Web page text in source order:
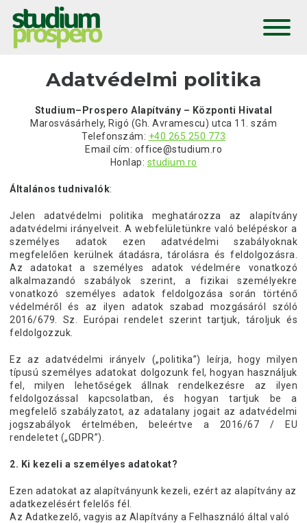
HÍREK
PROJEKTJEINK
PÁLYÁZATOK
KAPCSOLAT
Adatvédelmi politika
Studium–Prospero Alapítvány – Központi Hivatal
Marosvásárhely, Rigó (Gh. Avramescu) utca 11. szám
Telefonszám: +40 265 250 773
Email cím: office@studium.ro
Honlap: studium.ro
Általános tudnivalók:
Jelen adatvédelmi politika meghatározza az alapítvány
adatvédelmi irányelveit. A webfelületünkre való belépéskor a
személyes adatok ezen adatvédelmi szabályoknak
megfelelően kerülnek átadásra, tárolásra és feldolgozásra.
Az adatokat a személyes adatok védelmére vonatkozó
alkalmazandó szabályok szerint, a fizikai személyekre
vonatkozó személyes adatok feldolgozása során történő
védelméről és az ilyen adatok szabad mozgásáról szóló
2016/679. Sz. Európai rendelet szerint tartjuk, tároljuk és
feldolgozzuk.
Ez az adatvédelmi irányelv („politika”) leírja, hogy milyen
típusú személyes adatokat dolgozunk fel, hogyan használjuk
fel, milyen lehetőségek állnak rendelkezésre az ilyen
feldolgozással kapcsolatban, és hogyan tartjuk be a
megfelelő szabályzatot, az adatalany jogait az adatvédelmi
jogszabályok értelmében, beleértve a 2016/67 / EU
rendeletet („GDPR”).
2. Ki kezeli a személyes adatokat?
Ezen adatokat az alapítványunk kezeli, ezért az alapítvány az
adatkezelésért felelős fél.
Az Adatkezelő, vagyis az Alapítvány a Felhasználó által való